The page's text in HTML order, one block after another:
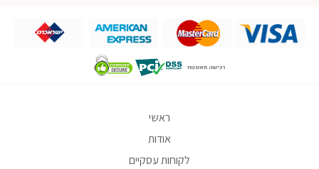
ראשי
אודות
לקוחות עסקיים